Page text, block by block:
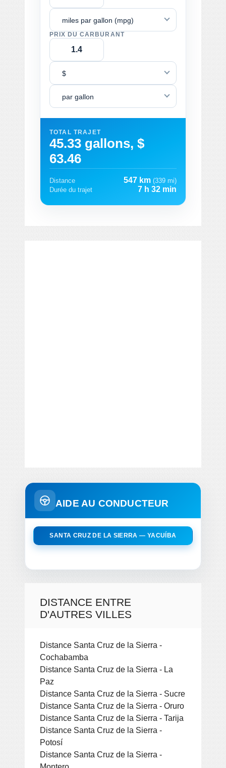
miles par gallon (mpg)
PRIX DU CARBURANT
$
par gallon
TOTAL TRAJET
45.33 gallons, $
63.46
Distance 547 km (339 mi)
Durée du trajet
7 h 32 min
AIDE AU CONDUCTEUR
SANTA CRUZ DE LA SIERRA — YACUÍBA
DISTANCE ENTRE
D'AUTRES VILLES
Distance Santa Cruz de la Sierra -
Cochabamba
Distance Santa Cruz de la Sierra - La
Paz
Distance Santa Cruz de la Sierra - Sucre
Distance Santa Cruz de la Sierra - Oruro
Distance Santa Cruz de la Sierra - Tarija
Distance Santa Cruz de la Sierra -
Potosí
Distance Santa Cruz de la Sierra -